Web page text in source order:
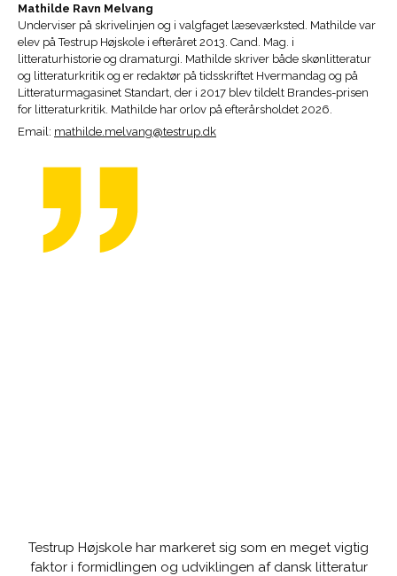
Mathilde Ravn Melvang
Underviser på skrivelinjen og i valgfaget læseværksted. Mathilde var
elev på Testrup Højskole i efteråret 2013. Cand. Mag. i
litteraturhistorie og dramaturgi. Mathilde skriver både skønlitteratur
og litteraturkritik og er redaktør på tidsskriftet Hvermandag og på
Litteraturmagasinet Standart, der i 2017 blev tildelt Brandes-prisen
for litteraturkritik. Mathilde har orlov på efterårsholdet 2026.
Email: mathilde.melvang@testrup.dk
Testrup Højskole har markeret sig som en meget vigtig
faktor i formidlingen og udviklingen af dansk litteratur